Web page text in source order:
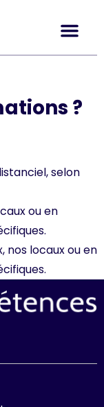
?
selon
ou en
nos locaux ou en